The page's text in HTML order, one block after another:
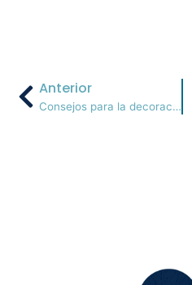
Anterior
Consejos para la decoración con lámparas